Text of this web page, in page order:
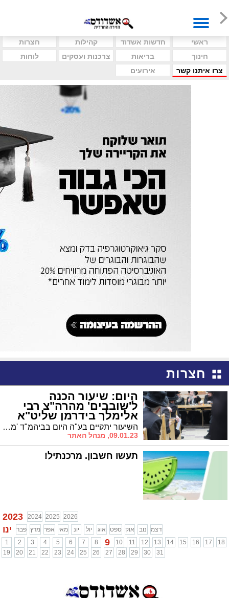
ראשי חדשות אשדוד קהילות
חצרות
חינוך
בריאות צרכנות ועסקים
לוחות
צרו איתנו קשר
אירועים
חצרות
היום: שיעור הכנה
ל'שובבים' מהרה"צ רבי
אלימלך בידרמן שליט"א
השיעור יתקיים בע"ה היום בביהמ"ד 'מאקאווא' * ביום שישי ערך המשפיע התוועדות בבית המדרש בעלזא לרגל שבת 'טהרנו'
09.01.23, מנהל האתר
תעשו חשבון. מרכנתיל!
2023 2024 2025 2026
ינו פבר מרץ אפר מאי יונ יול אוג ספט אוק נוב
דצמ
1
2 3 4 5 6 7 8 9 10 11 12 13 14 15 16 17
18
19
20 21 22 23 24 25 26 27 28 29 30 31